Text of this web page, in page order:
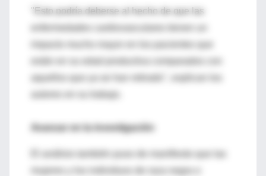
"Esto podría deberse al hecho de que las
impacto mucho mayor en los pacientes que
aquellos que ya se han retirado", explican los
Avanzar en la investigación
mujeres y los individuos de raza negra o